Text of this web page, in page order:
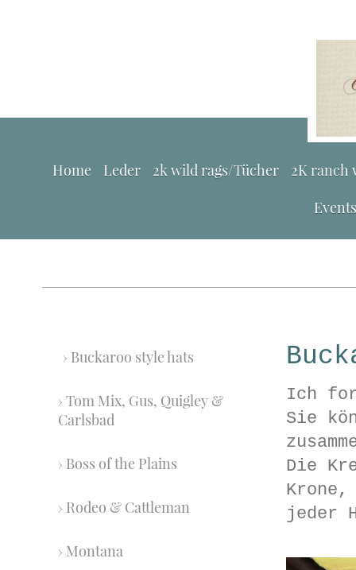
Home Leder 2k wild rags/Tücher
2K ranch
Events
Ich
Sie
Die
jeder
Buckaroo style hats
Tom Mix, Gus, Quigley &
Carlsbad
Boss of the Plains
Rodeo & Cattleman
Montana